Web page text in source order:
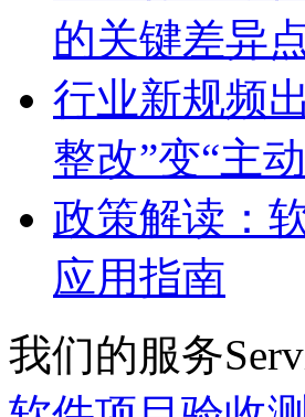
的关键差异
行业新规频
整改”变“主
政策解读：
应用指南
我们的服务